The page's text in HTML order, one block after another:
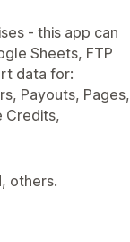
- this app can
Sheets, FTP
data for:
Payouts, Pages,
Credits,
others.